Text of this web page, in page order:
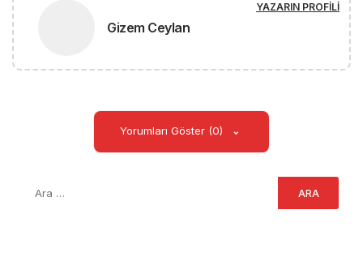
Gizem Ceylan
YAZARIN PROFILI
Yorumları Göster (0)